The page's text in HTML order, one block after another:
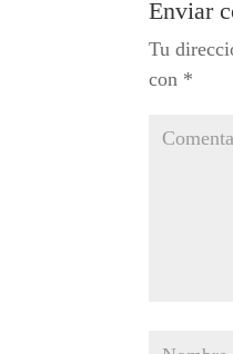
Enviar
Tu
con *